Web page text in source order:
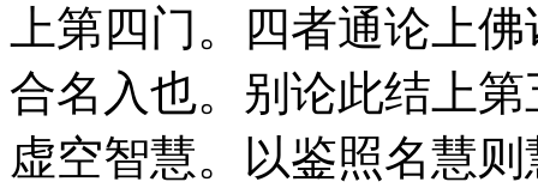
上第四门。四者通论上
合名入也。别论此结上
虚空智慧。以鉴照名慧